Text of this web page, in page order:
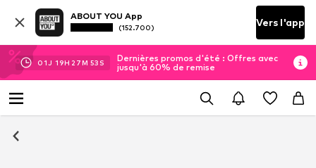
ABOUT YOU App
(152.700) Vers l'app
01J 19H 27M 52 S
Dernières promos d'été : Offres avec
jusqu'à 60% de remise